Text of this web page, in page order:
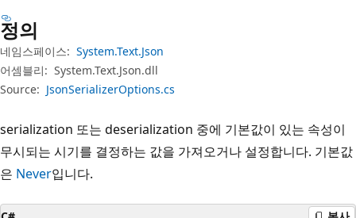
정의
네임스페이스: System.Text.Json
어셈블리: System.Text.Json.dll
Source: JsonSerializerOptions.cs
serialization 또는 deserialization 중에 기본값이 있는 속성이
무시되는 시기를 결정하는 값을 가져오거나 설정합니다. 기본값
은 Never입니다.